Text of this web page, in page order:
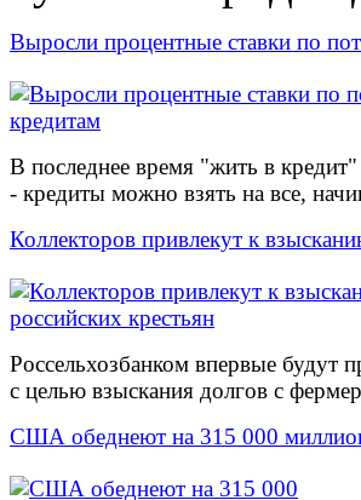
Выросли процентные ставки по
В последнее время "жить в
- кредиты можно взять на все,
Коллекторов привлекут к
Россельхозбанком впервые будут
с целью взыскания долгов с
США обеднеют на 315 000